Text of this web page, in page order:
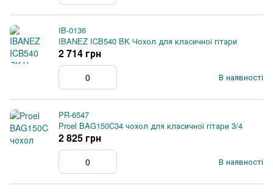
IB-0136
IBANEZ ICB540 BK Чохол для класичної гітари
В наявності
2 714 грн
PR-6547
Proel BAG150C34 чохол для класичної гітари 3/4
В наявності
2 825 грн